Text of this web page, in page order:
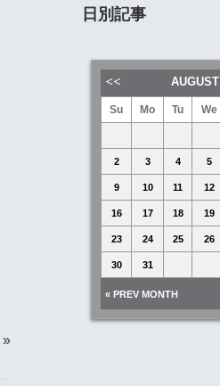
»
日別記事
AUGUST
Su Mo Tu We
2 3 4 5
9 10 11 12
16 17 18 19
23 24 25 26
30 31
« PREV MONTH